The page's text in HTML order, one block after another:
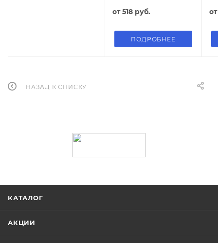
от518 руб.
ПОДРОБНЕЕ
НАЗАД К СПИСКУ
КАТАЛОГ
АКЦИИ